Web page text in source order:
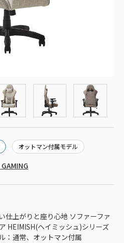
オットマン付属モデル
仕上がりと座り心地 ソファーファ
HEIMISH(ヘイミッシュ)シリーズ
通常、オットマン付属